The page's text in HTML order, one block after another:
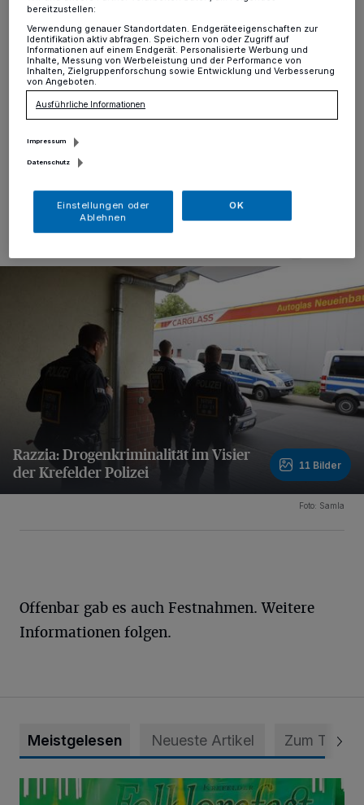
Krefeld·Großeinsatz der Polizei in Krefeld am
Mittwochmorgen: Spezialkräfte des SEK sowie einer
Sondereinheit durchsuchten im Krefelder Nordbezirk
mehrere Wohnungen. Nach unseren Informationen soll
es sich um einen Schlag gegen die organisierte
24.05.2023 , 10:36 Uhr Eine Minute Lesezeit
Razzia: Drogenkriminalität im Visier
der Krefelder Polizei
11 Bilder
Foto: Samla
Offenbar gab es auch Festnahmen. Weitere
Informationen folgen.
Meistgelesen Neueste Artikel Zum Thema
Folklorefest Krefeld – „Frauen dieser Welt“
bereitzustellen:
Verwendung genauer Standortdaten. Endgeräteeigenschaften zur
Identifikation aktiv abfragen. Speichern von oder Zugriff auf
Informationen auf einem Endgerät. Personalisierte Werbung und
Inhalte, Messung von Werbeleistung und der Performance von
Inhalten, Zielgruppenforschung sowie Entwicklung und Verbesserung
von Angeboten.
Ausführliche Informationen
Impressum
Datenschutz
Einstellungen oder
Ablehnen
OK